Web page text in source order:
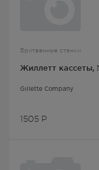
Бритвенные станки
Жиллетт кассеты,
Gillette Company
1505 Р